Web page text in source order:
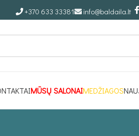
+370 633 33381 info@baldaila.lt
MŪSŲ SALONAIMEDŽIAGOS